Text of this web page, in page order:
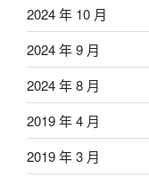
2024 年 10 月
2024 年 9 月
2024 年 8 月
2019 年 4 月
2019 年 3 月